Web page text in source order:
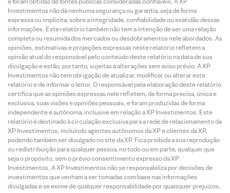
Investimentos não dá nenhuma segurança ou garantia, seja de forma
expressa ou implícita, sobre a integridade, confiabilidade ou exatidão dessas
informações. Este relatório também não tem a intenção de ser uma relação
completa ou resumida dos mercados ou desdobramentos nele abordados. As
opiniões, estimativas e projeções expressas neste relatório refletem a
opinião atual do responsável pelo conteúdo deste relatório na data de sua
divulgação e estão, portanto, sujeitas a alterações sem aviso prévio. A XP
Investimentos não tem obrigação de atualizar, modificar ou alterar este
relatório e de informar o leitor. O responsável pela elaboração deste relatório
certifica que as opiniões expressas nele refletem, de forma precisa, única e
exclusiva, suas visões e opiniões pessoais, e foram produzidas de forma
independente e autônoma, inclusive em relação a XP Investimentos. Este
relatório é destinado à circulação exclusiva para a rede de relacionamento da
XP Investimentos, incluindo agentes autônomos da XP e clientes da XP,
podendo também ser divulgado no site da XP. Fica proibida a sua reprodução
ou redistribuição para qualquer pessoa, no todo ou em parte, qualquer que
seja o propósito, sem o prévio consentimento expresso da XP
Investimentos. A XP Investimentos não se responsabiliza por decisões de
investimentos que venham a ser tomadas com base nas informações
divulgadas e se exime de qualquer responsabilidade por quaisquer prejuízos,